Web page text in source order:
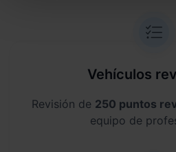
Vehículos
Revisión de 250 puntos
equipo de